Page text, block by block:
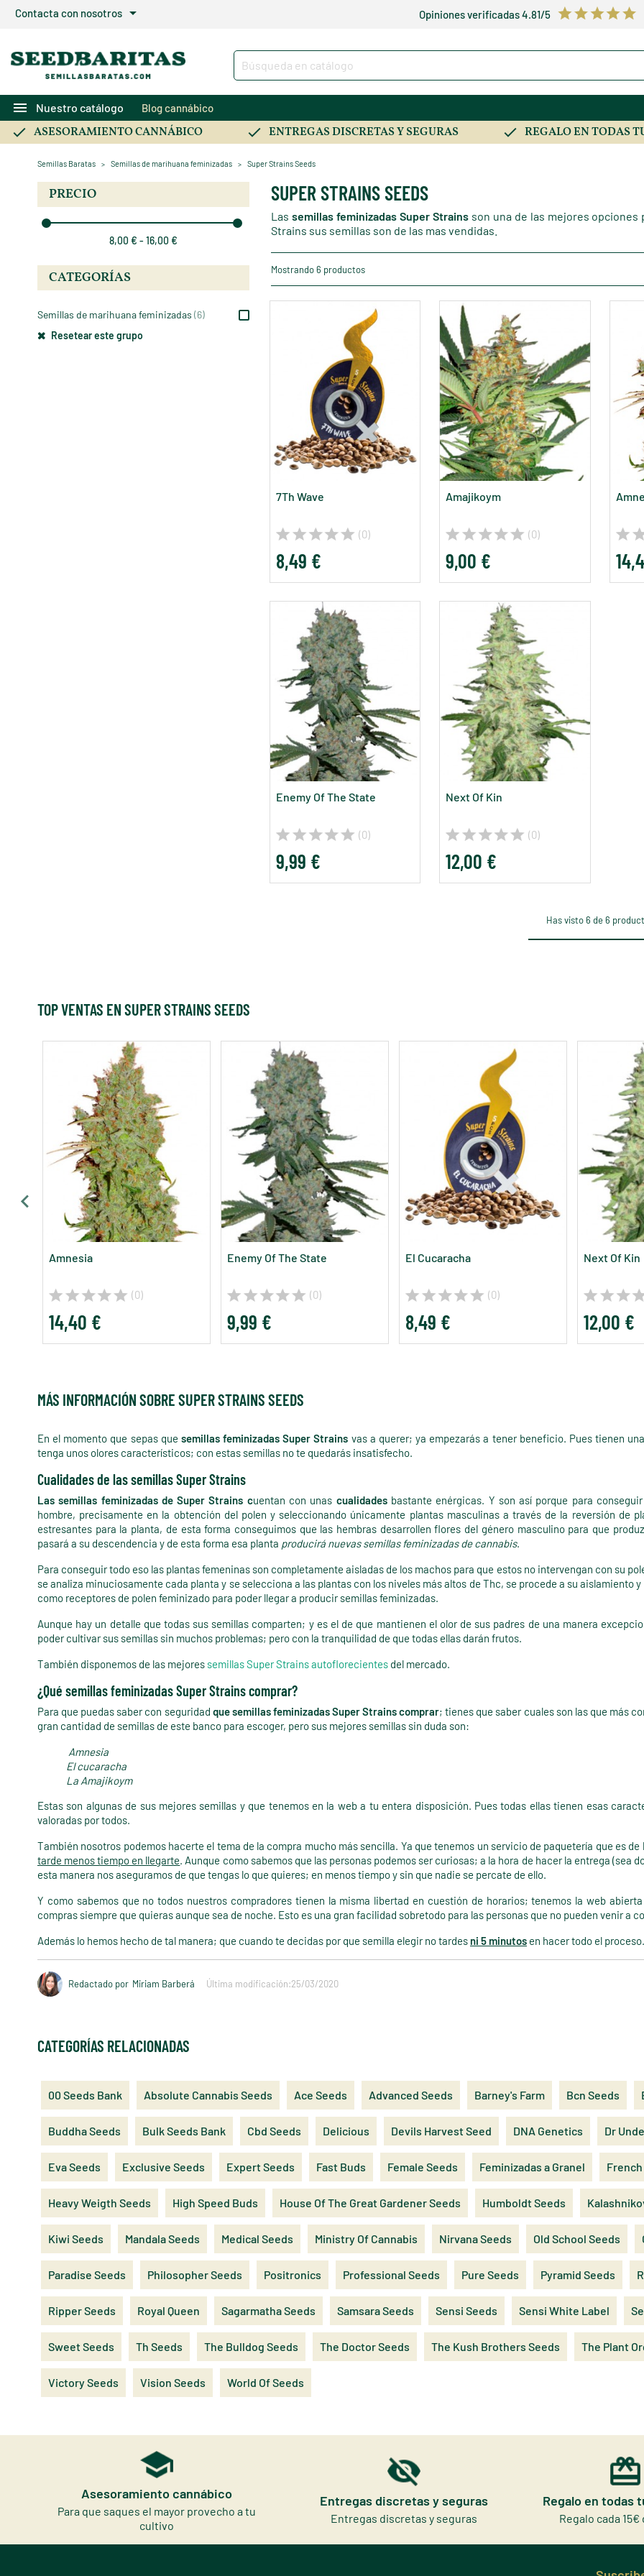
Contacta con nosotros arrow_drop_down Opiniones verificadas 4.81/5
menu Nuestro catálogo Blog cannábico
ASESORAMIENTO CANNÁBICO ENTREGAS DISCRETAS Y SEGURAS REGALO EN TODAS
Semillas Baratas Semillas de marihuana feminizadas Super Strains Seeds
PRECIO
8,00 € - 16,00 €
CATEGORÍAS
Semillas de marihuana feminizadas (6)
Resetear este grupo
SUPER STRAINS SEEDS
Las semillas feminizadas Super Strainsson una de las mejores opciones
Strains sus semillas son de las mas vendidas.
Mostrando 6 productos
7Th Wave
(0)
8,49 €
Amajikoym
(0)
9,00 €
Enemy Of The State
(0)
9,99 €
Next Of Kin
(0)
12,00 €
Has visto 6 de 6
TOP VENTAS EN SUPER STRAINS SEEDS
Amnesia
(0)
14,40 €
Enemy Of The State
(0)
9,99 €
El Cucaracha
(0)
8,49 €
Next Of Kin
12,00 €
MÁS INFORMACIÓN SOBRE SUPER STRAINS SEEDS
En el momento que sepas que semillas feminizadas Super Strains vas a querer; ya empezarás a tener beneficio. Pues tienen
tenga unos olores característicos; con estas semillas no te quedarás insatisfecho.
Cualidades de las semillas Super Strains
Las semillas feminizadas de Super Strains cuentan con unas cualidades bastante enérgicas. Y son así porque para
hombre, precisamente en la obtención del polen y seleccionando únicamente plantas masculinas a través de la reversión de
estresantes para la planta, de esta forma conseguimos que las hembras desarrollen flores del género masculino para que
pasará a su descendencia y de esta forma esa planta producirá nuevas semillas feminizadas de cannabis.
Para conseguir todo eso las plantas femeninas son completamente aisladas de los machos para que estos no intervengan con su
se analiza minuciosamente cada planta y se selecciona a las plantas con los niveles más altos de Thc, se procede a su aislamiento
como receptores de polen feminizado para poder llegar a producir semillas feminizadas.
Aunque hay un detalle que todas sus semillas comparten; y es el de que mantienen el olor de sus padres de una manera
poder cultivar sus semillas sin muchos problemas; pero con la tranquilidad de que todas ellas darán frutos.
También disponemos de las mejores semillas Super Strains autoflorecientes del mercado.
¿Qué semillas feminizadas Super Strains comprar?
Para que puedas saber con seguridad que semillas feminizadas Super Strains comprar; tienes que saber cuales son las que más
gran cantidad de semillas de este banco para escoger, pero sus mejores semillas sin duda son:
Amnesia
El cucaracha
La Amajikoym
Estas son algunas de sus mejores semillas y que tenemos en la web a tu entera disposición. Pues todas ellas tienen esas
valoradas por todos.
También nosotros podemos hacerte el tema de la compra mucho más sencilla. Ya que tenemos un servicio de paquetería que es
tarde menos tiempo en llegarte. Aunque como sabemos que las personas podemos ser curiosas; a la hora de hacer la entrega (sea
esta manera nos aseguramos de que tengas lo que quieres; en menos tiempo y sin que nadie se percate de ello.
Y como sabemos que no todos nuestros compradores tienen la misma libertad en cuestión de horarios; tenemos la web
compras siempre que quieras aunque sea de noche. Esto es una gran facilidad sobretodo para las personas que no pueden venir a
Además lo hemos hecho de tal manera; que cuando te decidas por que semilla elegir no tardes ni 5 minutos en hacer todo el proceso.
Redactado por Miriam Barberá Última modificación:25/03/2020
CATEGORÍAS RELACIONADAS
00 Seeds Bank Absolute Cannabis Seeds Ace Seeds Advanced Seeds Barney's Farm Bcn Seeds
Buddha Seeds Bulk Seeds Bank Cbd Seeds Delicious Devils Harvest Seed DNA Genetics Dr
Eva Seeds Exclusive Seeds Expert Seeds Fast Buds Female Seeds Feminizadas a Granel
Heavy Weigth Seeds High Speed Buds House Of The Great Gardener Seeds Humboldt Seeds
Kiwi Seeds Mandala Seeds Medical Seeds Ministry Of Cannabis Nirvana Seeds Old School Seeds
Paradise Seeds Philosopher Seeds Positronics Professional Seeds Pure Seeds Pyramid Seeds
Ripper Seeds Royal Queen Sagarmatha Seeds Samsara Seeds Sensi Seeds Sensi White Label
Sweet Seeds Th Seeds The Bulldog Seeds The Doctor Seeds The Kush Brothers Seeds The Plant
Victory Seeds Vision Seeds World Of Seeds
Asesoramiento cannábico
Para que saques el mayor provecho a tu
cultivo
Entregas discretas y seguras
Entregas discretas y seguras
Regalo en todas
Regalo cada